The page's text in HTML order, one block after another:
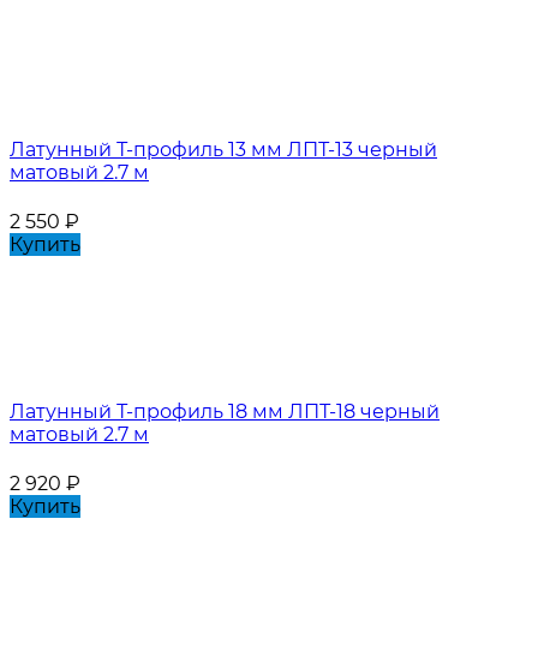
Латунный Т-профиль 13 мм ЛПТ-13 черный
матовый 2.7 м
2 550 ₽
Купить
Латунный Т-профиль 18 мм ЛПТ-18 черный
матовый 2.7 м
2 920 ₽
Купить